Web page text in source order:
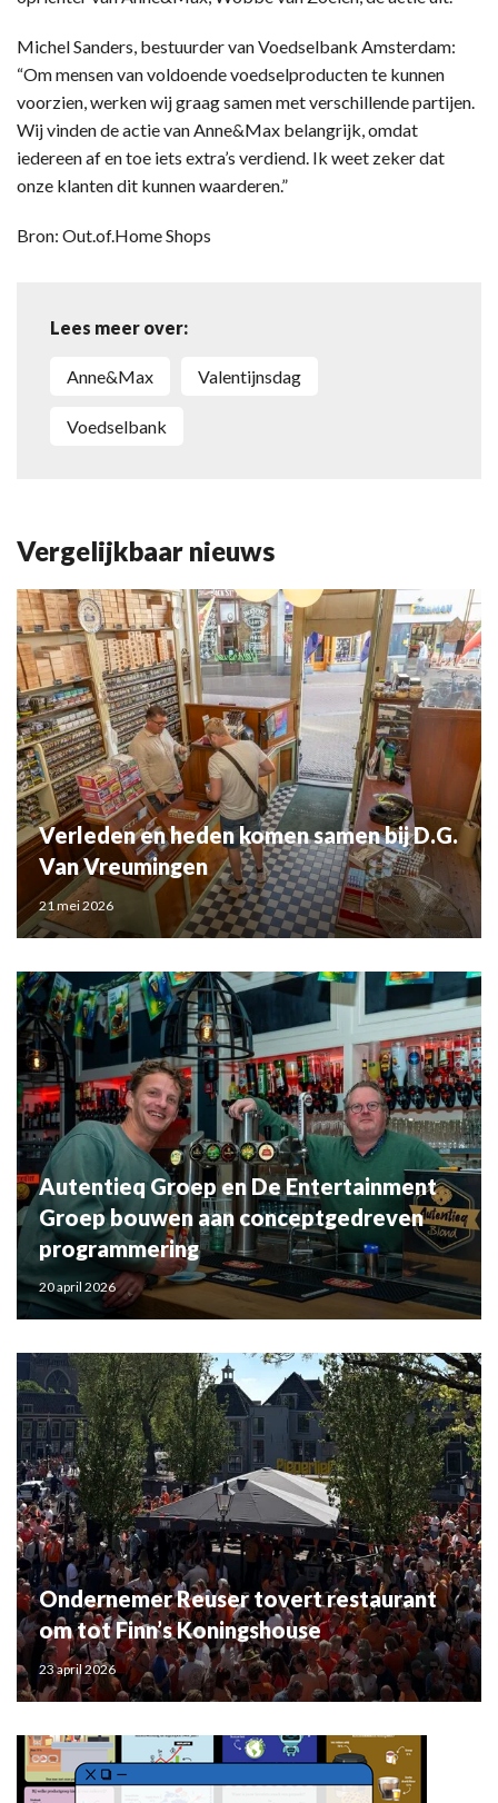
Michel Sanders, bestuurder van Voedselbank Amsterdam:
“Om mensen van voldoende voedselproducten te kunnen
voorzien, werken wij graag samen met verschillende partijen.
Wij vinden de actie van Anne&Max belangrijk, omdat
iedereen af en toe iets extra’s verdiend. Ik weet zeker dat
onze klanten dit kunnen waarderen.”
Bron: Out.of.Home Shops
Lees meer over:
Anne&Max Valentijnsdag
Voedselbank
Vergelijkbaar nieuws
Verleden en heden komen samen bij D.G.
Van Vreumingen
21 mei 2026
Autentieq Groep en De Entertainment
Groep bouwen aan conceptgedreven
programmering
20 april 2026
Ondernemer Reuser tovert restaurant
om tot Finn’s Koningshouse
23 april 2026